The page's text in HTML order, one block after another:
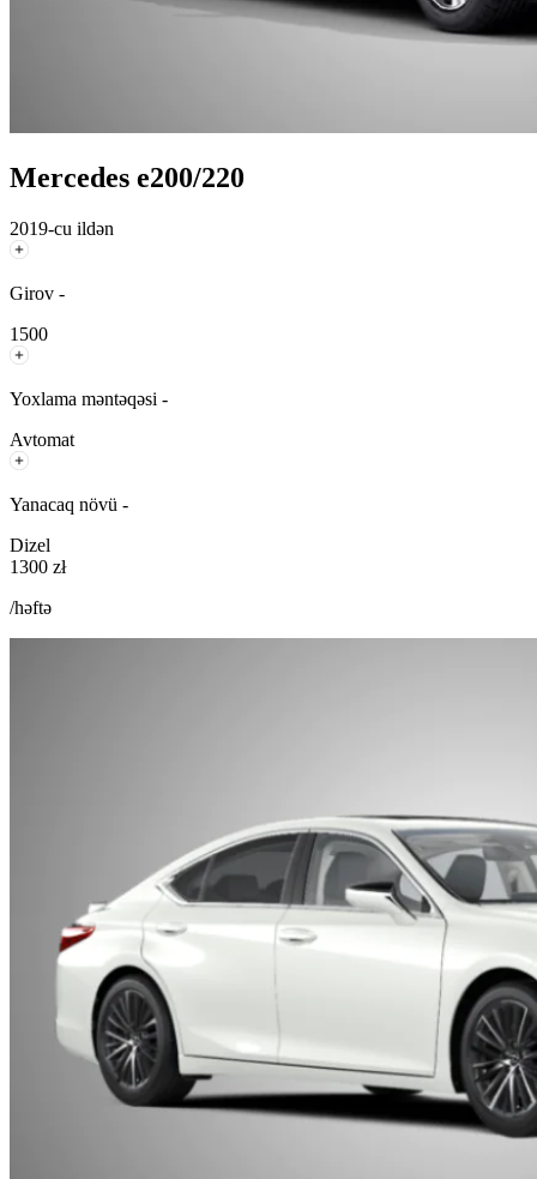
Mercedes e200/220
2019-cu ildən
Girov -
1500
Yoxlama məntəqəsi -
Avtomat
Yanacaq növü -
Dizel
1300 zł
/həftə